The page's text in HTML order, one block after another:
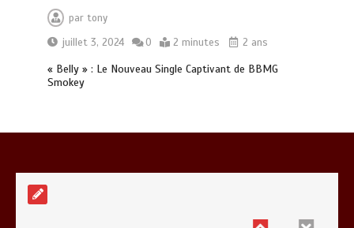
par tony
juillet 3, 2024
0 2 minutes 2 ans
« Belly » : Le Nouveau Single Captivant de BBMG
Smokey